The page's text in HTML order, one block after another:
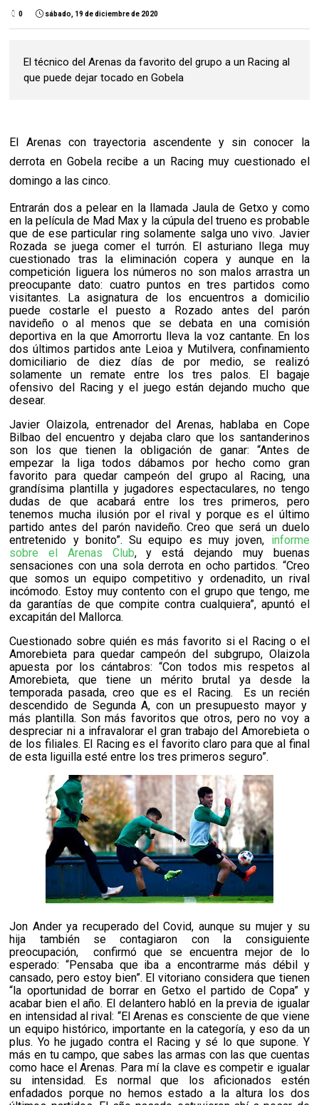
0 sábado, 19 de diciembre de 2020
El técnico del Arenas da favorito del grupo a un Racing al
que puede dejar tocado en Gobela
El Arenas con trayectoria ascendente y sin conocer la
derrota en Gobela recibe a un Racing muy cuestionado el
domingo a las cinco.
Entrarán dos a pelear en la llamada Jaula de Getxo y como
en la película de Mad Max y la cúpula del trueno es probable
que de ese particular ring solamente salga uno vivo. Javier
Rozada se juega comer el turrón. El asturiano llega muy
cuestionado tras la eliminación copera y aunque en la
competición liguera los números no son malos arrastra un
preocupante dato: cuatro puntos en tres partidos como
visitantes. La asignatura de los encuentros a domicilio
puede costarle el puesto a Rozado antes del parón
navideño o al menos que se debata en una comisión
deportiva en la que Amorrortu lleva la voz cantante. En los
dos últimos partidos ante Leioa y Mutilvera, confinamiento
domiciliario de diez días de por medio, se realizó
solamente un remate entre los tres palos. El bagaje
ofensivo del Racing y el juego están dejando mucho que
desear.
Javier Olaizola, entrenador del Arenas, hablaba en Cope
Bilbao del encuentro y dejaba claro que los santanderinos
son los que tienen la obligación de ganar: “Antes de
empezar la liga todos dábamos por hecho como gran
favorito para quedar campeón del grupo al Racing, una
grandísima plantilla y jugadores espectaculares, no tengo
dudas de que acabará entre los tres primeros, pero
tenemos mucha ilusión por el rival y porque es el último
partido antes del parón navideño. Creo que será un duelo
entretenido y bonito”. Su equipo es muy joven, informe
sobre el Arenas Club, y está dejando muy buenas
sensaciones con una sola derrota en ocho partidos. “Creo
que somos un equipo competitivo y ordenadito, un rival
incómodo. Estoy muy contento con el grupo que tengo, me
da garantías de que compite contra cualquiera”, apuntó el
excapitán del Mallorca.
Cuestionado sobre quién es más favorito si el Racing o el
Amorebieta para quedar campeón del subgrupo, Olaizola
apuesta por los cántabros: “Con todos mis respetos al
Amorebieta, que tiene un mérito brutal ya desde la
temporada pasada, creo que es el Racing.
Es un recién
descendido de Segunda A, con un presupuesto mayor y
más plantilla. Son más favoritos que otros, pero no voy a
despreciar ni a infravalorar el gran trabajo del Amorebieta o
de los filiales. El Racing es el favorito claro para que al final
de esta liguilla esté entre los tres primeros seguro”.
Jon Ander ya recuperado del Covid, aunque su mujer y su
hija también se contagiaron con la consiguiente
preocupación,
confirmó que se encuentra mejor de lo
esperado: “Pensaba que iba a encontrarme más débil y
cansado, pero estoy bien”. El vitoriano considera que tienen
“la oportunidad de borrar en Getxo el partido de Copa” y
acabar bien el año. El delantero habló en la previa de igualar
en intensidad al rival: “El Arenas es consciente de que viene
un equipo histórico, importante en la categoría, y eso da un
plus. Yo he jugado contra el Racing y sé lo que supone. Y
más en tu campo, que sabes las armas con las que cuentas
como hace el Arenas. Para mí la clave es competir e igualar
su intensidad. Es normal que los aficionados estén
enfadados porque no hemos estado a la altura los dos